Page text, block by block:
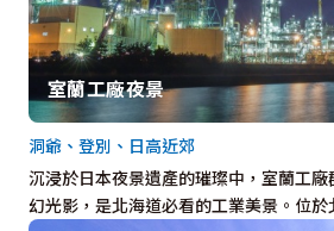
室蘭工廠夜景
沉浸於日本夜景遺產的璀璨中，室蘭工
幻光影，是北海道必看的工業美景。位
洞爺、登別、日高近郊